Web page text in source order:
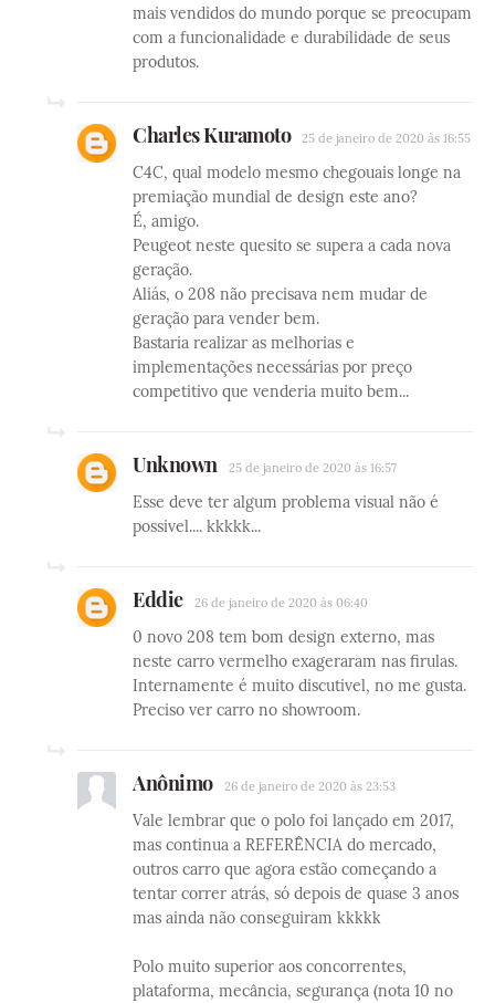
mais vendidos do mundo porque se preocupam
com a funcionalidade e durabilidade de seus
produtos.
Charles Kuramoto 25 de janeiro de 2020 às 16:55
C4C, qual modelo mesmo chegouais longe na
premiação mundial de design este ano?
É, amigo.
Peugeot neste quesito se supera a cada nova
geração.
Aliás, o 208 não precisava nem mudar de
geração para vender bem.
Bastaria realizar as melhorias e
implementações necessárias por preço
competitivo que venderia muito bem...
Unknown 25 de janeiro de 2020 às 16:57
Esse deve ter algum problema visual não é
possivel.... kkkkk...
Eddie 26 de janeiro de 2020 às 06:40
0 novo 208 tem bom design externo, mas
neste carro vermelho exageraram nas firulas.
Internamente é muito discutivel, no me gusta.
Preciso ver carro no showroom.
Anônimo 26 de janeiro de 2020 às 23:53
Vale lembrar que o polo foi lançado em 2017,
mas continua a REFERÊNCIA do mercado,
outros carro que agora estão começando a
tentar correr atrás, só depois de quase 3 anos
mas ainda não conseguiram kkkkk
Polo muito superior aos concorrentes,
plataforma, mecância, segurança (nota 10 no